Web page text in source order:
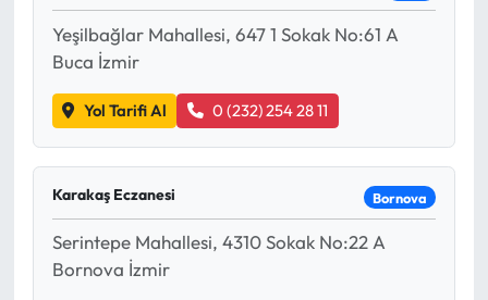
Yeşilbağlar Mahallesi, 647 1 Sokak No:61 A
Buca İzmir
Yol Tarifi Al 0 (232) 254 28 11
Karakaş Eczanesi Bornova
Serintepe Mahallesi, 4310 Sokak No:22 A
Bornova İzmir